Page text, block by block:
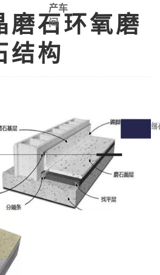
产车
间
磨石环氧磨
结构